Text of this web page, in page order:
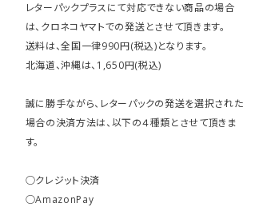
レターパックプラスにて対応できない商品の場合
は、クロネコヤマトでの発送とさせて頂きます。
送料は、全国一律990円(税込)となります。
北海道、沖縄は、1,650円(税込)
誠に勝手ながら、レターパックの発送を選択された
場合の決済方法は、以下の４種類とさせて頂きま
す。
○クレジット決済
○AmazonPay